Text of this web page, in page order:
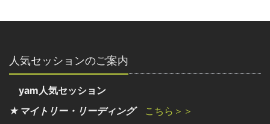
人気セッションのご案内
yam人気セッション
★マイトリー・リーディング
こちら＞＞